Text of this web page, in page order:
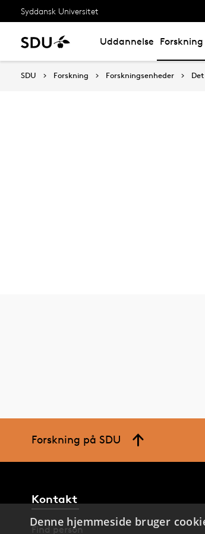
Syddansk Universitet
Uddannelse Forskning
SDU Forskning Forskningsenheder
Forskning på SDU
Kontakt
Find person
Denne hjemmeside bruger